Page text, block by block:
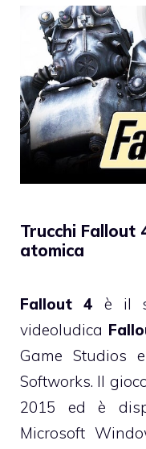
Trucchi Fallout
atomica
Fallout 4 è il
videoludica
Game Studios
Softworks. Il
2015 ed è
Microsoft